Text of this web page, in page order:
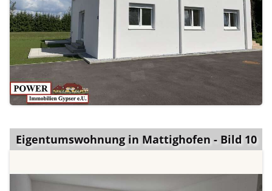
Eigentumswohnung in Mattighofen - Bild 10